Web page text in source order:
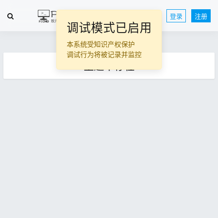
登录 注册
调试模式已启用
本系统受知识产权保护
调试行为将被记录并监控